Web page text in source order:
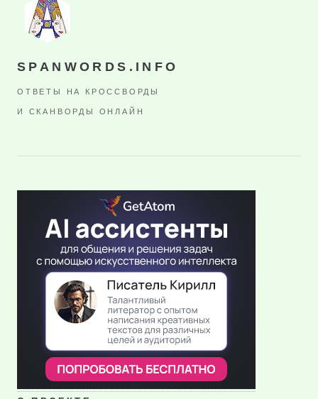
SPANWORDS.INFO
ОТВЕТЫ НА КРОССВОРДЫ
И СКАНВОРДЫ ОНЛАЙН